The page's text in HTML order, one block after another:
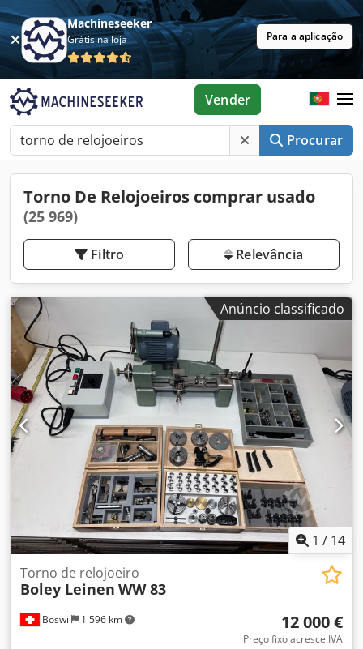
Machineseeker
Grátis na loja Para a aplicação
Procurar
Vender
Torno De Relojoeiros comprar usado
(25 969)
Filtro Relevância
Anúncio classificado
1 / 14
Boswil 1 596 km
Torno de relojoeiro
Boley Leinen WW 83
12 000 €
Preço fixo acresce IVA